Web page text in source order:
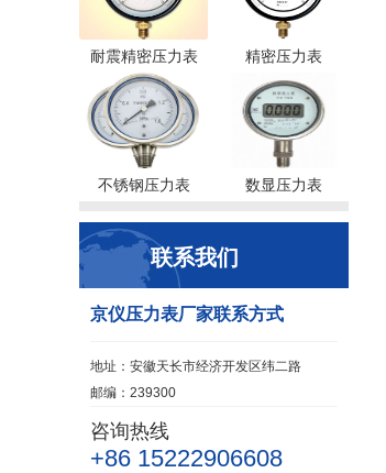
耐震精密压力表 精密压力表
不锈钢压力表 数显压力表
联系我们
京仪压力表厂家联系方式
地址：安徽天长市经济开发区纬二路
邮编：239300
咨询热线
+86 15222906608